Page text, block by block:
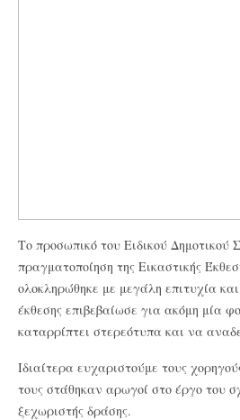
Το προσωπικό του Ειδικού
πραγματοποίηση της Εικαστικής
ολοκληρώθηκε με μεγάλη επιτυχία
έκθεσης επιβεβαίωσε για ακόμη μία
καταρρίπτει στερεότυπα και να
Ιδιαίτερα ευχαριστούμε τους
τους στάθηκαν αρωγοί στο έργο του
ξεχωριστής δράσης.